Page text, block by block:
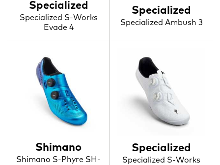
Specialized
Specialized S-Works
Evade 4
Specialized
Specialized Ambush 3
Shimano
Shimano S-Phyre SH-
Specialized
Specialized S-Works